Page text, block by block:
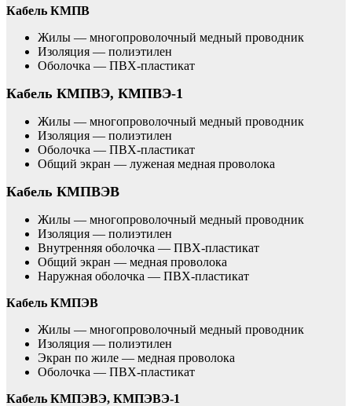
Кабель КМПВ
Жилы — многопроволочный медный проводник
Изоляция — полиэтилен
Оболочка — ПВХ-пластикат
Кабель КМПВЭ, КМПВЭ-1
Жилы — многопроволочный медный проводник
Изоляция — полиэтилен
Оболочка — ПВХ-пластикат
Общий экран — луженая медная проволока
Кабель КМПВЭВ
Жилы — многопроволочный медный проводник
Изоляция — полиэтилен
Внутренняя оболочка — ПВХ-пластикат
Общий экран — медная проволока
Наружная оболочка — ПВХ-пластикат
Кабель КМПЭВ
Жилы — многопроволочный медный проводник
Изоляция — полиэтилен
Экран по жиле — медная проволока
Оболочка — ПВХ-пластикат
Кабель КМПЭВЭ, КМПЭВЭ-1